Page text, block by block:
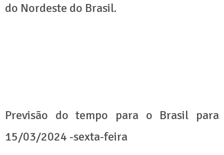
do Nordeste do Brasil.
Previsão do tempo para o Brasil para
15/03/2024 -sexta-feira